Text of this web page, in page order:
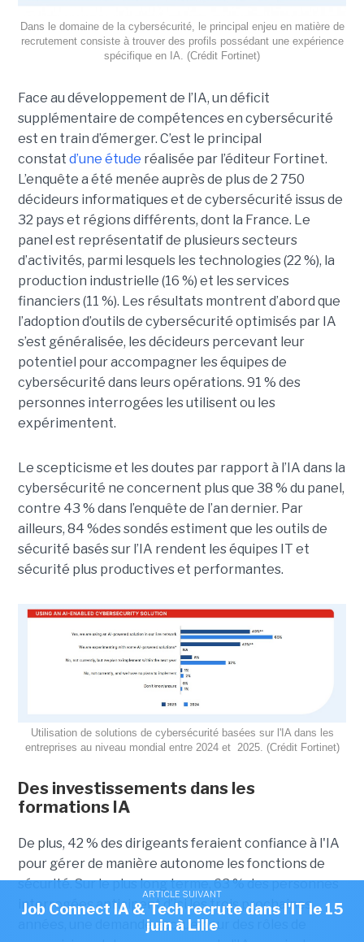
Dans le domaine de la cybersécurité, le principal enjeu en matière de
recrutement consiste à trouver des profils possédant une expérience
spécifique en IA. (Crédit Fortinet)
Face au développement de l’IA, un déficit
supplémentaire de compétences en cybersécurité
est en train d’émerger. C’est le principal
constat d’une étude réalisée par l’éditeur Fortinet.
L’enquête a été menée auprès de plus de 2 750
décideurs informatiques et de cybersécurité issus de
32 pays et régions différents, dont la France. Le
panel est représentatif de plusieurs secteurs
d’activités, parmi lesquels les technologies (22 %), la
production industrielle (16 %) et les services
financiers (11 %). Les résultats montrent d’abord que
l’adoption d’outils de cybersécurité optimisés par IA
s’est généralisée, les décideurs percevant leur
potentiel pour accompagner les équipes de
cybersécurité dans leurs opérations. 91 % des
personnes interrogées les utilisent ou les
expérimentent.
Le scepticisme et les doutes par rapport à l’IA dans la
cybersécurité ne concernent plus que 38 % du panel,
contre 43 % dans l’enquête de l’an dernier. Par
ailleurs, 84 %des sondés estiment que les outils de
sécurité basés sur l’IA rendent les équipes IT et
sécurité plus productives et performantes.
Utilisation de solutions de cybersécurité basées sur l'IA dans les
entreprises au niveau mondial entre 2024 et 2025. (Crédit Fortinet)
Des investissements dans les
formations IA
De plus, 42 % des dirigeants feraient confiance à l'IA
pour gérer de manière autonome les fonctions de
sécurité. Sur le plus long terme, 63 % des personnes
interrogées anticipent d’ici les trois prochaines
années, une demande accrue pour des rôles de
ARTICLE SUIVANT
Job Connect IA & Tech recrute dans l'IT le 15
juin à Lille